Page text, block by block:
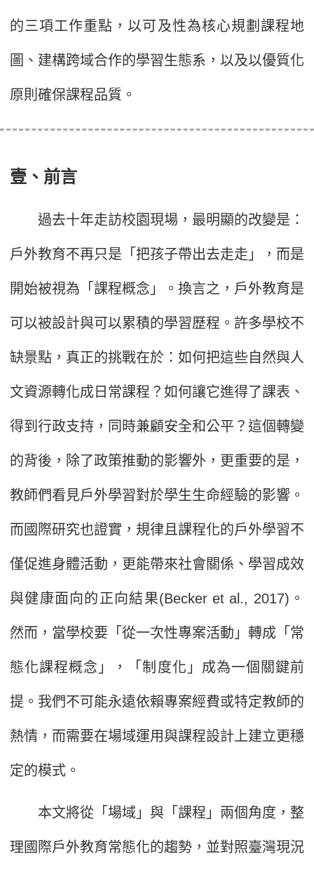
的三項工作重點，以可及性為核心規劃課程地
圖、建構跨域合作的學習生態系，以及以優質化
原則確保課程品質。
壹、前言
過去十年走訪校園現場，最明顯的改變是：
戶外教育不再只是「把孩子帶出去走走」，而是
開始被視為「課程概念」。換言之，戶外教育是
可以被設計與可以累積的學習歷程。許多學校不
缺景點，真正的挑戰在於：如何把這些自然與人
文資源轉化成日常課程？如何讓它進得了課表、
得到行政支持，同時兼顧安全和公平？這個轉變
的背後，除了政策推動的影響外，更重要的是，
教師們看見戶外學習對於學生生命經驗的影響。
而國際研究也證實，規律且課程化的戶外學習不
僅促進身體活動，更能帶來社會關係、學習成效
與健康面向的正向結果(Becker et al., 2017)。
然而，當學校要「從一次性專案活動」轉成「常
態化課程概念」，「制度化」成為一個關鍵前
提。我們不可能永遠依賴專案經費或特定教師的
熱情，而需要在場域運用與課程設計上建立更穩
定的模式。
本文將從「場域」與「課程」兩個角度，整
理國際戶外教育常態化的趨勢，並對照臺灣現況